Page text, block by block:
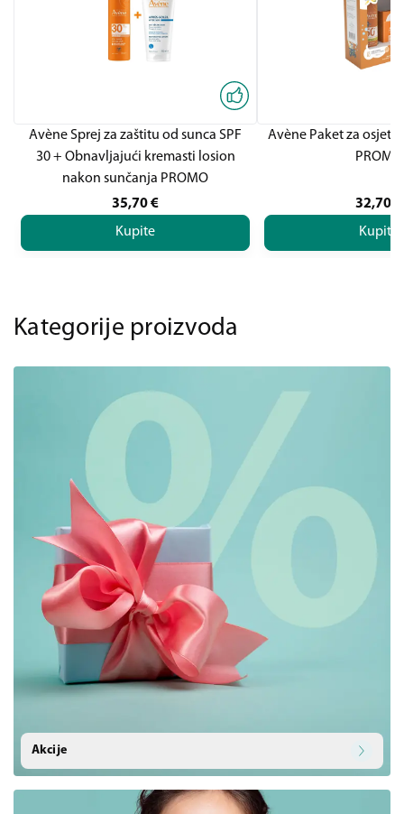
Avène Sprej za zaštitu od sunca SPF
30 + Obnavljajući kremasti losion
nakon sunčanja PROMO
35,70€
Kupite
Avène Paket za
PROMO
32,70
Kupite
Kategorije proizvoda
Akcije